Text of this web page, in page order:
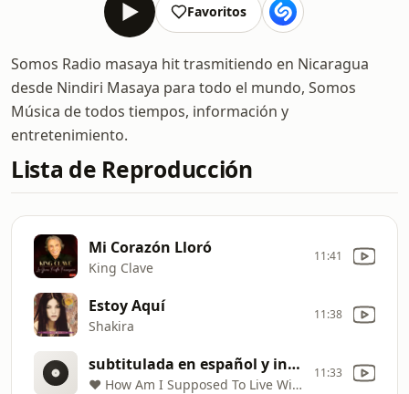
Favoritos
Somos Radio masaya hit trasmitiendo en Nicaragua
desde Nindiri Masaya para todo el mundo, Somos
Música de todos tiempos, información y
entretenimiento.
Lista de Reproducción
Mi Corazón Lloró
King Clave
11:41
Estoy Aquí
Shakira
11:38
subtitulada en español y inglés - ♥ How Am I Supposed To Live Without You? ♥ ~ Michael Bolton - subtitulada en español y inglés
♥ How Am I Supposed To Live Without You? ♥ ~ Michael Bolton
11:33